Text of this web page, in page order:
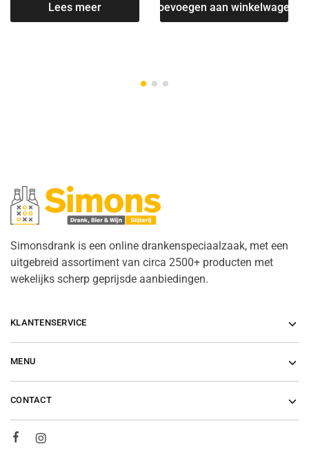
Lees meer Toevoegen aan winkelwagen
Simonsdrank is een online drankenspeciaalzaak, met een
uitgebreid assortiment van circa 2500+ producten met
wekelijks scherp geprijsde aanbiedingen.
KLANTENSERVICE
MENU
CONTACT